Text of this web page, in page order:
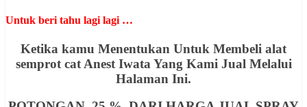
Untuk beri tahu lagi lagi …
Ketika kamu Menentukan Untuk Membeli alat
semprot cat Anest Iwata Yang Kami Jual Melalui
Halaman Ini.